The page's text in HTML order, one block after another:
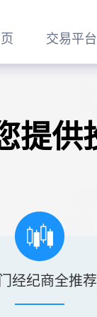
交易平台
提供
经纪商全推荐